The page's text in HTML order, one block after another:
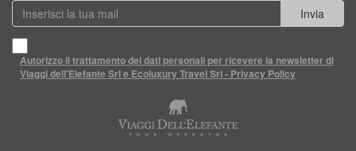
Invia
Autorizzo il trattamento dei dati personali per ricevere la newsletter di
Viaggi dell'Elefante Srl e Ecoluxury Travel Srl - Privacy Policy